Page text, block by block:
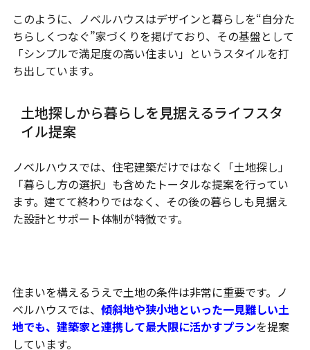
このように、ノベルハウスはデザインと暮らしを“自分た
ちらしくつなぐ”家づくりを掲げており、その基盤として
「シンプルで満足度の高い住まい」というスタイルを打
ち出しています。
土地探しから暮らしを見据えるライフスタ
イル提案
ノベルハウスでは、住宅建築だけではなく「土地探し」
「暮らし方の選択」も含めたトータルな提案を行ってい
ます。建てて終わりではなく、その後の暮らしも見据え
た設計とサポート体制が特徴です。
住まいを構えるうえで土地の条件は非常に重要です。ノ
ベルハウスでは、 傾斜地や狭小地といった一見難しい土
地でも、建築家と連携して最大限に活かすプランを提案
しています。